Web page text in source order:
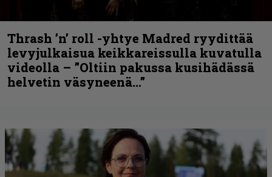
Thrash ’n’ roll -yhtye Madred ryydittää
levyjulkaisua keikkareissulla kuvatulla
videolla – ”Oltiin pakussa kusihädässä
helvetin väsyneenä…”